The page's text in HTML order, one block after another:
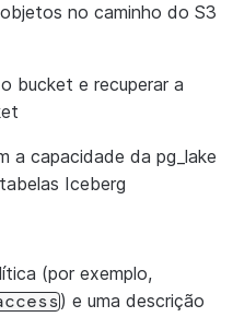
"arn:aws:s3:::bucket_name"
"prefix/*"
no caminho do S3
bucket e recuperar a
a capacidade da pg_lake
Iceberg
(por exemplo,
) e uma descrição